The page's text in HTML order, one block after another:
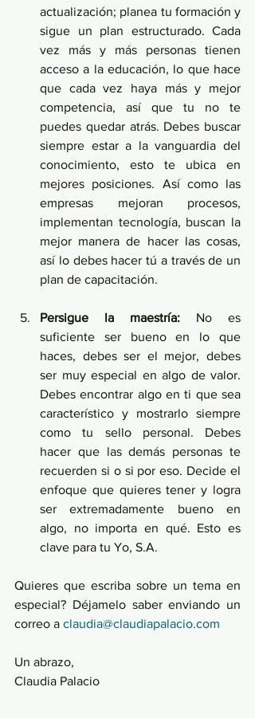
actualización; planea tu formación y
sigue un plan estructurado. Cada
vez más y más personas tienen
acceso a la educación, lo que hace
que cada vez haya más y mejor
competencia, así que tu no te
puedes quedar atrás. Debes buscar
siempre estar a la vanguardia del
conocimiento, esto te ubica en
mejores posiciones. Así como las
empresas mejoran procesos,
implementan tecnología, buscan la
mejor manera de hacer las cosas,
así lo debes hacer tú a través de un
plan de capacitación.
Persigue la maestría: No es
suficiente ser bueno en lo que
haces, debes ser el mejor, debes
ser muy especial en algo de valor.
Debes encontrar algo en ti que sea
característico y mostrarlo siempre
como tu sello personal. Debes
hacer que las demás personas te
recuerden si o si por eso. Decide el
enfoque que quieres tener y logra
ser extremadamente bueno en
algo, no importa en qué. Esto es
clave para tu Yo, S.A.
Quieres que escriba sobre un tema en
especial? Déjamelo saber enviando un
correo a claudia@claudiapalacio.com
Un abrazo,
Claudia Palacio